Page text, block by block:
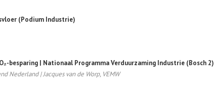
(Podium Industrie)
besparing | Nationaal Programma Verduurzaming Industrie (Bosch 2)
Nederland | Jacques van de Worp, VEMW